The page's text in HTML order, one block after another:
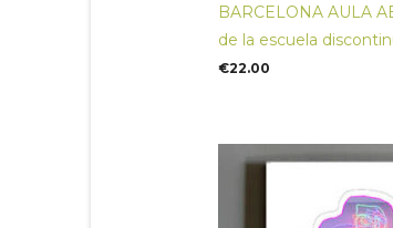
BARCELONA AULA
de la escuela
€22.00